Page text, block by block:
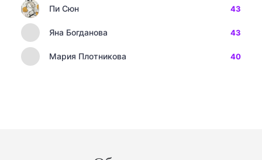
Пи Сюн 43
Яна Богданова 43
Мария Плотникова 40